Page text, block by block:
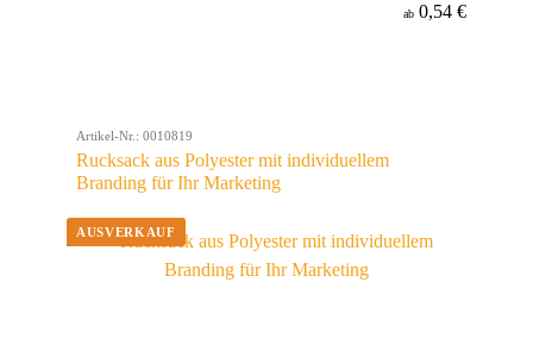
ab 0,54 €
Artikel-Nr.: 0010819
Rucksack aus Polyester mit individuellem
Branding für Ihr Marketing